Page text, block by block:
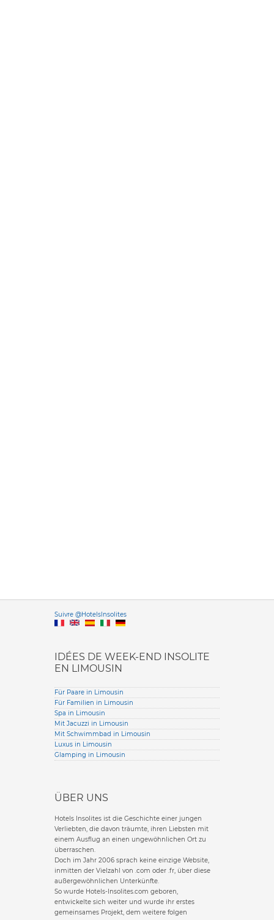
Suivre @HotelsInsolitesVersione
IDÉES DE WEEK-END INSOLITE
EN LIMOUSIN
Für Paare in Limousin
Für Familien in Limousin
Spa in Limousin
Mit Jacuzzi in Limousin
Mit Schwimmbad in Limousin
Luxus in Limousin
Glamping in Limousin
ÜBER UNS
Hotels Insolites ist die Geschichte einer jungen
Verliebten, die davon träumte, ihren Liebsten mit
einem Ausflug an einen ungewöhnlichen Ort zu
überraschen.
Doch im Jahr 2006 sprach keine einzige Website,
inmitten der Vielzahl von .com oder .fr, über diese
außergewöhnlichen Unterkünfte.
So wurde Hotels-Insolites.com geboren,
entwickelte sich weiter und wurde ihr erstes
gemeinsames Projekt, dem weitere folgen